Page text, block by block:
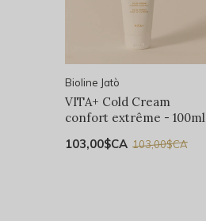
Bioline Jatò
VITA+ Cold Cream
confort extrême - 100ml
103,00$CA 103,00$CA